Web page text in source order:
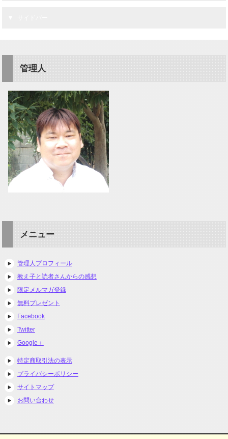
管理人
メニュー
管理人プロフィール
教え子と読者さんからの感想
限定メルマガ登録
無料プレゼント
Facebook
Twitter
Google＋
特定商取引法の表示
プライバシーポリシー
サイトマップ
お問い合わせ